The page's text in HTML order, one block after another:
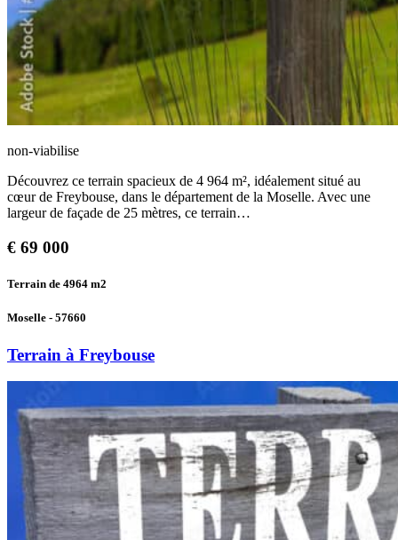
non-viabilise
Découvrez ce terrain spacieux de 4 964 m², idéalement situé au
cœur de Freybouse, dans le département de la Moselle. Avec une
largeur de façade de 25 mètres, ce terrain…
€ 69 000
Terrain de 4964 m2
Moselle - 57660
Terrain à Freybouse